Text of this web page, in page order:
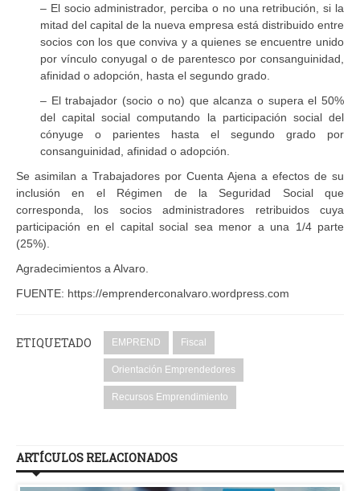
– El socio administrador, perciba o no una retribución, si la
mitad del capital de la nueva empresa está distribuido entre
socios con los que conviva y a quienes se encuentre unido
por vínculo conyugal o de parentesco por consanguinidad,
afinidad o adopción, hasta el segundo grado.
– El trabajador (socio o no) que alcanza o supera el 50%
del capital social computando la participación social del
cónyuge o parientes hasta el segundo grado por
consanguinidad, afinidad o adopción.
Se asimilan a Trabajadores por Cuenta Ajena a efectos de su
inclusión en el Régimen de la Seguridad Social que
corresponda, los socios administradores retribuidos cuya
participación en el capital social sea menor a una 1/4 parte
(25%).
Agradecimientos a Alvaro.
FUENTE: https://emprenderconalvaro.wordpress.com
ETIQUETADO EMPREND Fiscal
Orientación Emprendedores
Recursos Emprendimiento
ARTÍCULOS RELACIONADOS